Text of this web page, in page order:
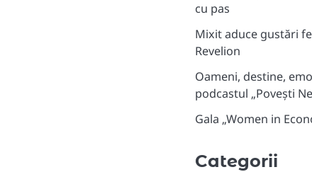
cu pas
Mixit aduce gustări
Revelion
Oameni, destine,
podcastul „Povești
Gala „Women in
Categorii